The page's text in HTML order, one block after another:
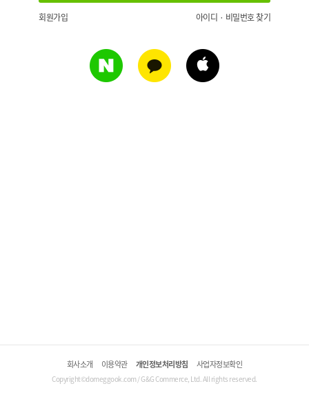
회원가입 아이디 · 비밀번호 찾기
회사소개 이용약관 개인정보처리방침 사업자정보확인
Copyright©domeggook.com / G&G Commerce, Ltd. All rights reserved.